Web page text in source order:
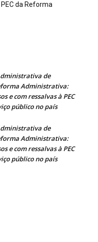
da Reforma
de
Administrativa:
e com ressalvas à PEC
público no país
de
Administrativa:
e com ressalvas à PEC
público no país